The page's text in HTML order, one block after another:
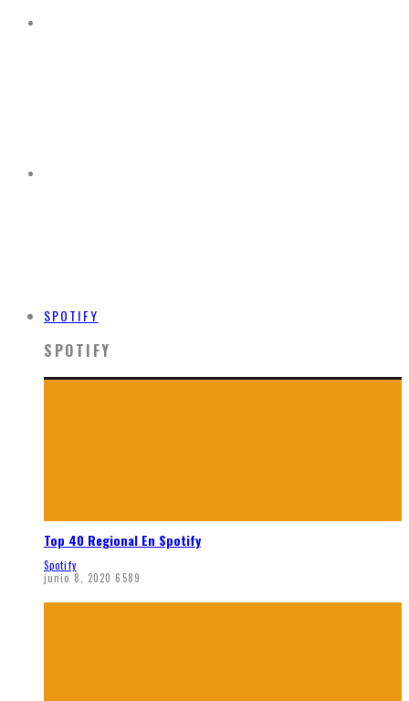
SPOTIFY
SPOTIFY
Top 40 Regional En Spotify
Spotify
junio 8, 2020 6589